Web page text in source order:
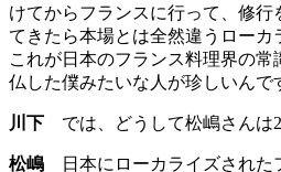
けてからフランスに行って、修行
てきたら本場とは全然違うローカ
これが日本のフランス料理界の
仏した僕みたいな人が珍しいんで
川下 では、どうして松嶋さんは
松嶋 日本にローカライズされた